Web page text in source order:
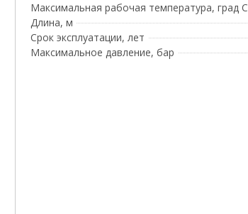
Максимальная рабочая температура, град С
Длина, м
Срок эксплуатации, лет
Максимальное давление, бар